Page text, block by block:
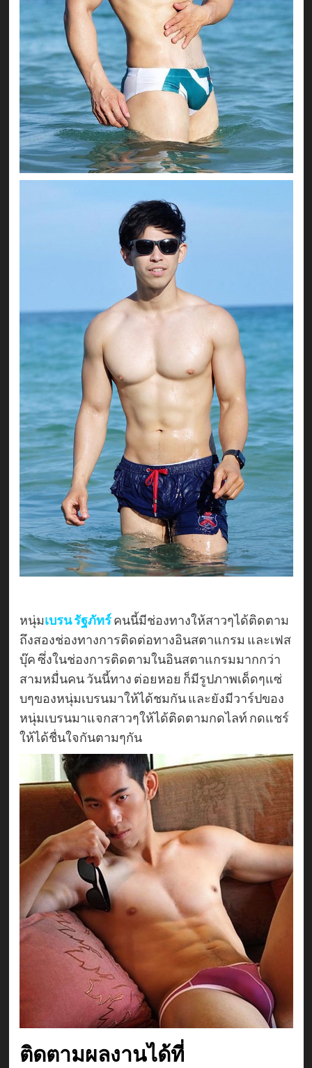
หนุ่มเบรน รัฐภัทร์คนนี้มีช่องทางให้สาวๆได้ติดตาม
ถึงสองช่องทางการติดต่อทางอินสตาแกรม และเฟส
บุ๊ค ซึ่งในช่องการติดตามในอินสตาแกรมมากกว่า
สามหมื่นคน วันนี้ทาง ต่อยหอย ก็มีรูปภาพเด็ดๆแซ่
บๆของหนุ่มเบรนมาให้ได้ชมกัน และยังมีวาร์ปของ
หนุ่มเบรนมาแจกสาวๆให้ได้ติดตามกดไลท์ กดแชร์
ให้ได้ชื่นใจกันตามๆกัน
ติดตามผลงานได้ที่